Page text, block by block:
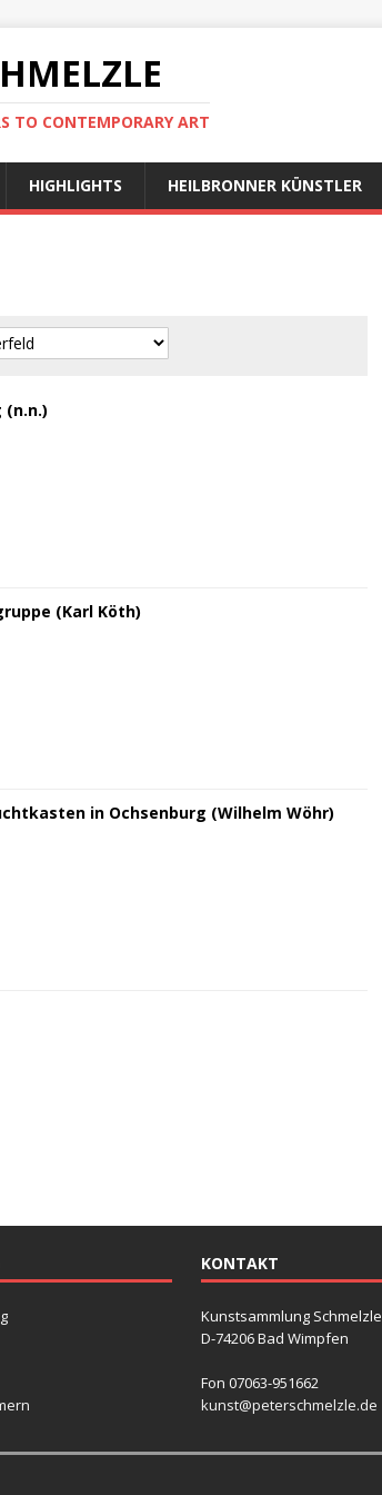
TO CONTEMPORARY ART
HIGHLIGHTS HEILBRONNER KÜNSTLER
(n.n.)
(Karl Köth)
in Ochsenburg (Wilhelm Wöhr)
KONTAKT
Kunstsammlung Schmelzle
D-74206 Bad Wimpfen
Fon 07063-951662
kunst@peterschmelzle.de